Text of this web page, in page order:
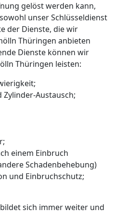
gelöst werden kann,
unser Schlüsseldienst
der Dienste, die wir
Thüringen anbieten
Dienste können wir
Thüringen leisten:
Zylinder-Austausch;
einem Einbruch
Schadenbehebung)
und Einbruchschutz;
sich immer weiter und